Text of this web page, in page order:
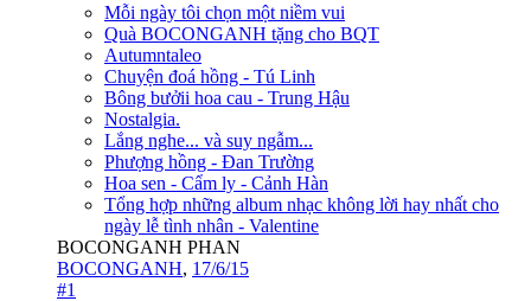
Mỗi ngày tôi chọn một niềm vui
Quà BOCONGANH tặng cho BQT
Autumntaleo
Chuyện đoá hồng - Tú Linh
Bông bưởii hoa cau - Trung Hậu
Nostalgia.
Lắng nghe... và suy ngẫm...
Phượng hồng - Đan Trường
Hoa sen - Cẩm ly - Cảnh Hàn
Tổng hợp những album nhạc không lời hay nhất cho
ngày lễ tình nhân - Valentine
BOCONGANH PHAN
BOCONGANH, 17/6/15
#1